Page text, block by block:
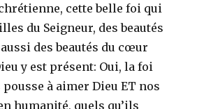
cette belle foi qui
du Seigneur, des beautés
des beautés du cœur
y est présent: Oui, la foi
à aimer Dieu ET nos
humanité, quels qu’ils